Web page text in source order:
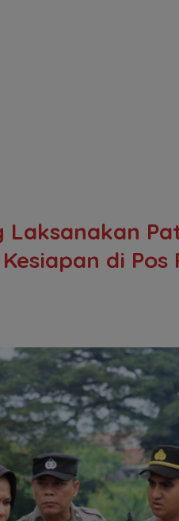
Laksanakan
di Pos